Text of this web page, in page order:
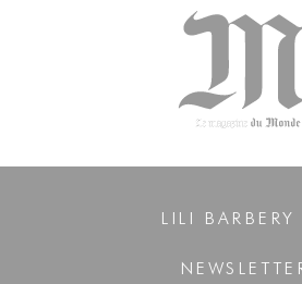
LILI BARBERY